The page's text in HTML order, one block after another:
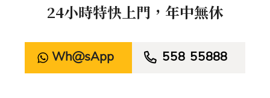
24小時特快上門，年中無休
WhatsApp  558 55888